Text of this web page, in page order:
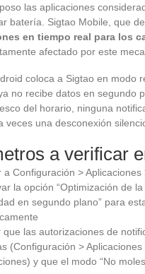
las aplicaciones
batería. Sigtao Mobile, que
en tiempo real para los
afectado por este
coloca a Sigtao en modo
no recibe datos en segundo
del horario, ninguna
veces una desconexión
a verificar
a Configuración > Aplicaciones
la opción “Optimización de
en segundo plano” para
que las autorizaciones de
(Configuración > Aplicaciones
y que el modo “No